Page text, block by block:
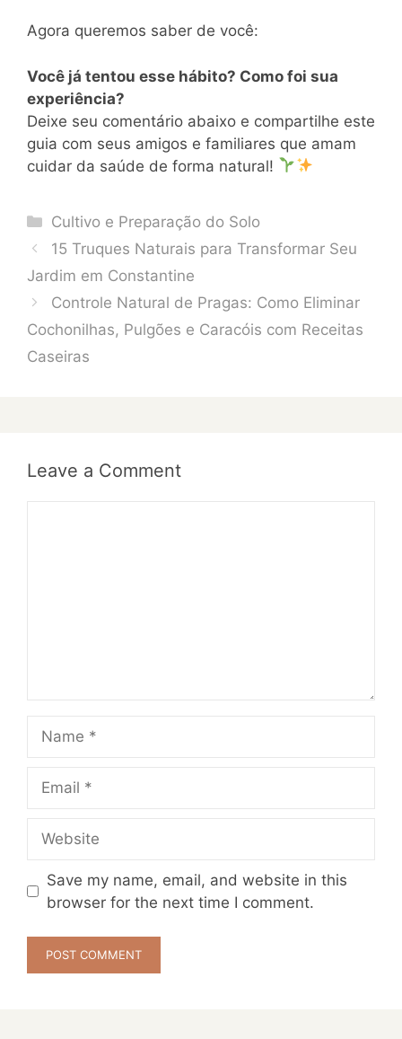
Agora queremos saber de você:
Você já tentou esse hábito? Como foi sua
experiência?
Deixe seu comentário abaixo e compartilhe este
guia com seus amigos e familiares que amam
cuidar da saúde de forma natural!
Categories
Cultivo e Preparação do Solo
15 Truques Naturais para Transformar Seu
Jardim em Constantine
Controle Natural de Pragas: Como Eliminar
Cochonilhas, Pulgões e Caracóis com Receitas
Caseiras
Leave a Comment
Save my name, email, and website in this
browser for the next time I comment.